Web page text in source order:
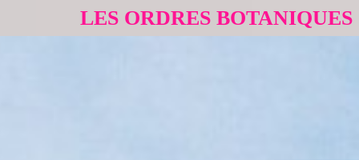
LES ORDRES BOTANIQUES